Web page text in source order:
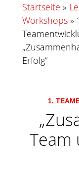
Startseite »
Workshops»
Erfolg“
1.
Team